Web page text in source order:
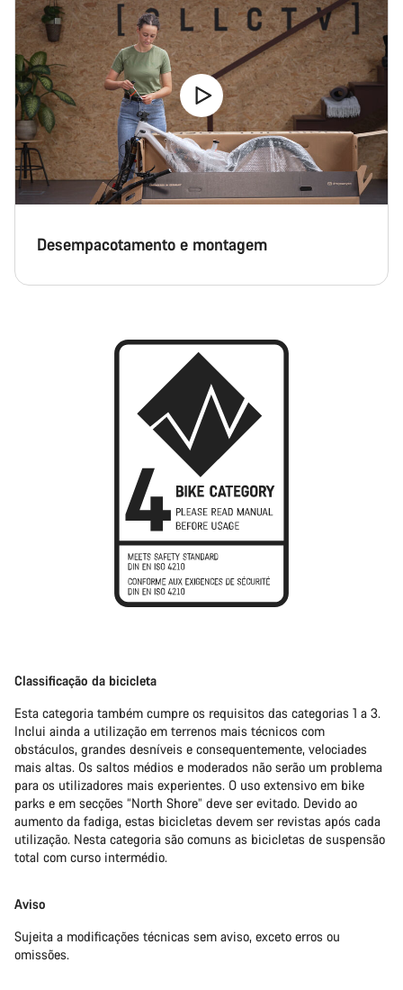
Desempacotamento e montagem
Classificação da bicicleta
Esta categoria também cumpre os requisitos das categorias 1 a 3.
Inclui ainda a utilização em terrenos mais técnicos com
obstáculos, grandes desníveis e consequentemente, velociades
mais altas. Os saltos médios e moderados não serão um problema
para os utilizadores mais experientes. O uso extensivo em bike
parks e em secções “North Shore” deve ser evitado. Devido ao
aumento da fadiga, estas bicicletas devem ser revistas após cada
utilização. Nesta categoria são comuns as bicicletas de suspensão
total com curso intermédio.
Aviso
Sujeita a modificações técnicas sem aviso, exceto erros ou
omissões.